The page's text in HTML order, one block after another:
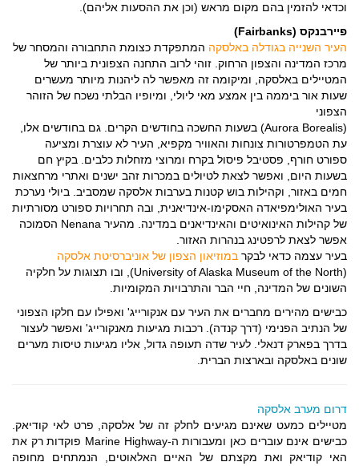
וכדאי להזמין בהם מקום מראש (וכן את ההסעות אליהם).
פיירבנקס (Fairbanks)
העיר השנייה בגודלה באלסקה המתפקדת כצומת התחבורה והמסחר של
מרכז המדינה והצפון הרחוק. זוהי לרוב התחנה הצפונית ביותר של
המטיילים באלסקה, ומיקומה זה מאפשר לה ליהנות מיותר מעשרים
שעות אור ביממה בין אמצע מאי ליולי, ומיופיו הבלתי נשכח של הזוהר
הצפוני
(Aurora Borealis) בשעות החשכה בחודשים הקרים. גם בחודשים אלו,
עת הטמפרטורות צונחות והאוויר מקפיא, העיר לא עוצרת ומציעה
ספורט חורף, פסטיבל פיסול בקרח ומרוצי מזחלות כלבים. בקיץ חם
בשעות היום, ואפשר לצאת לטיולים במכרות זהב ישנים ואתרי מרחצאות
חמים באזור, וקהילות בוש קטנות בערבות אלסקה שמסביב. ביולי נערכת
בעיר האולימפיאדה האסקימו-אינדיאנית, ובה תחרויות ספורט מסורתיות
של קהילות האינואיטים והאינדיאנים במדינה. מהעיר Nenana הסמוכה
אפשר לצאת לרפטינג בנהרות האזור.
בעיר עצמה כדאי לבקר במוזיאון הצפון של אוניברסיטת אלסקה
(University of Alaska Museum of the North), ובו תצוגות על חלקיה
השונים של המדינה, חיי הבר והתרבויות המקומיות.
כבישים מהירים מחברים את העיר עם אנקורייג' ואפילו עם חלקו הצפוני
של הנתיב הפנימי (דרך קנדה). רכבות מגיעות מאנקורייג' ואפשר לעצור
בדרך בפארק דנאלי. לעיר שדה תעופה גדול, אליו מגיעות טיסות מערים
שונים באלסקה ובארצות הברית.
דרום מערב אלסקה
מטיילים כמעט שאינם מגיעים לחלק זה של אלסקה, פרט לאי קודיאק.
כבישים אינם עוברים כאן ומעבורות ה-Marine Highway פוקדות רק את
האי קודיאק ואת מקצתם של האיים האלאוטים, הנמתחים מחופה